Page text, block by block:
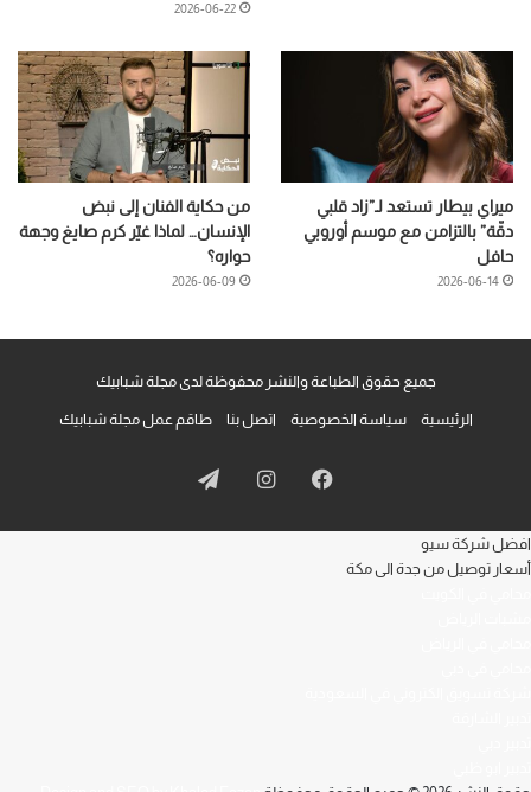
2026-06-22
ميراي بيطار تستعد لـ”زاد قلبي
دقّة” بالتزامن مع موسم أوروبي
حافل
2026-06-14
من حكاية الفنان إلى نبض
الإنسان… لماذا غيّر كرم صايغ وجهة
حواره؟
2026-06-09
جميع حقوق الطباعة والنشر محفوظة لدى مجلة شبابيك
الرئيسية سياسة الخصوصية اتصل بنا طاقم عمل مجلة شبابيك
فيسبوكانستقرامتيلقرام
افضل شركة سيو
أسعار توصيل من جدة الى مكة